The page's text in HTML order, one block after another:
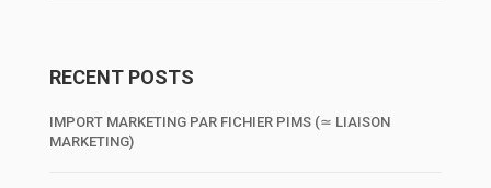
RECENT POSTS
IMPORT MARKETING PAR FICHIER PIMS (≃ LIAISON
MARKETING)